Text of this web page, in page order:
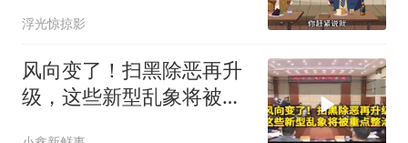
浮光惊掠影
风向变了！扫黑除恶再升
级，这些新型乱象将被重